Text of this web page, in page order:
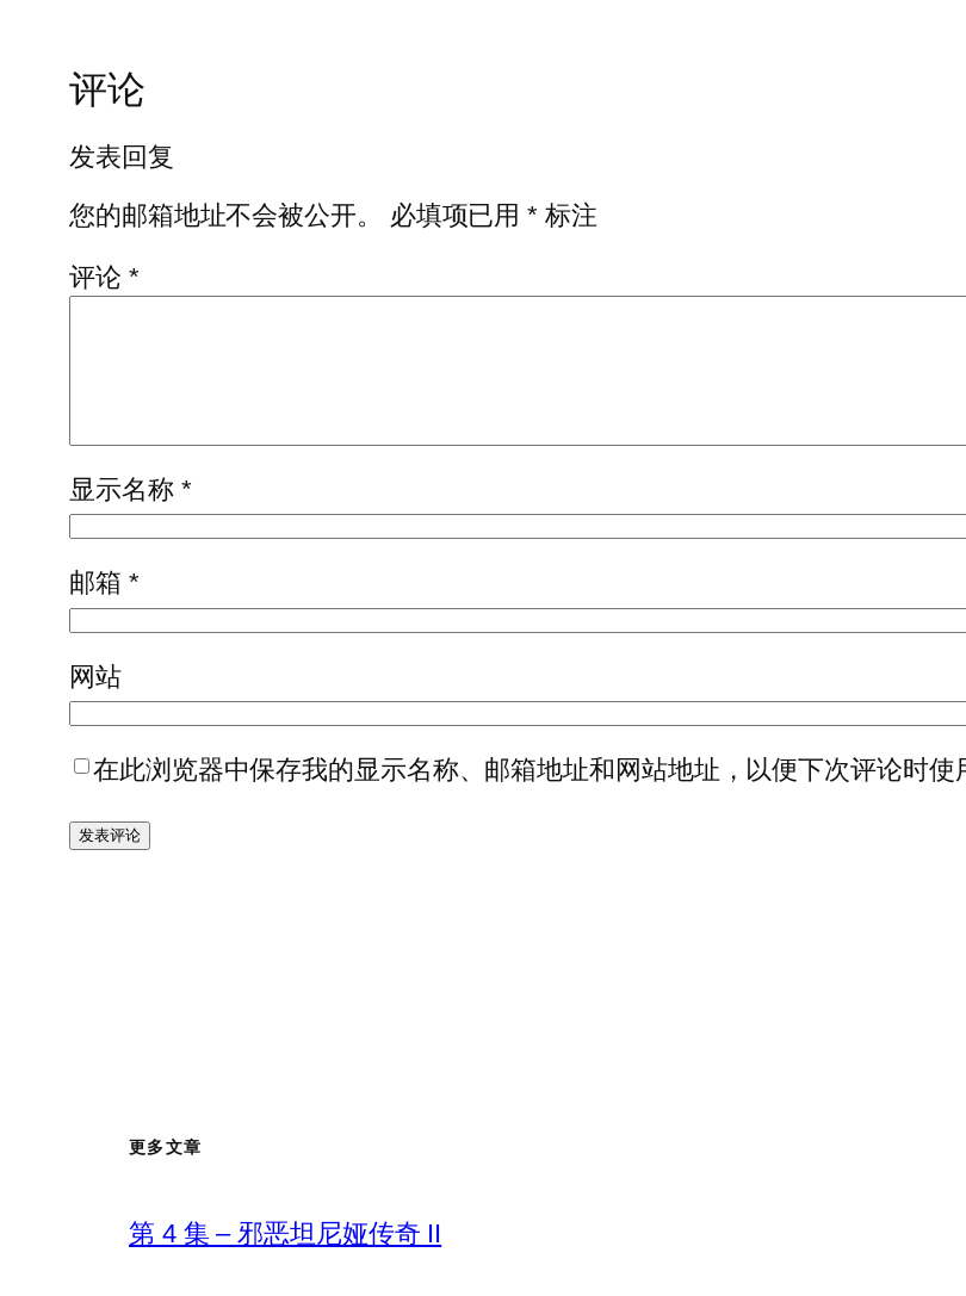
评论
发表回复
您的邮箱地址不会被公开。
必填项已用* 标注
评论 *
显示名称 *
邮箱 *
网站
在此浏览器中保存我的显示名称、邮箱地址和网站地址，以便下次评论时使
更多文章
第 4 集 – 邪恶坦尼娅传奇 II